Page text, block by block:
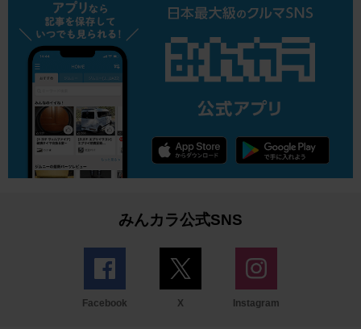
みんカラ公式SNS
Facebook X Instagram